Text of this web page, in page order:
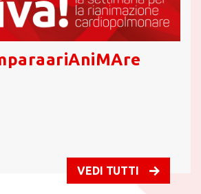
VEDI TUTTI